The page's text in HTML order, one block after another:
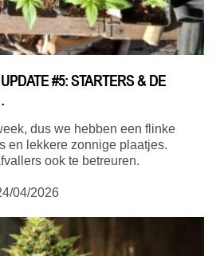
#5: STARTERS & DE
dus we hebben een flinke
en lekkere zonnige plaatjes.
ook te betreuren.
04/2026